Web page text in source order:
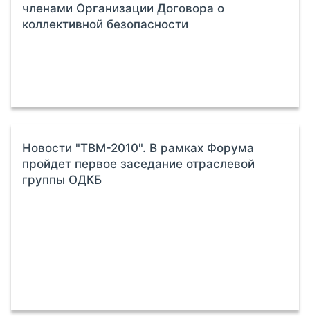
членами Организации Договора о
коллективной безопасности
Новости "ТВМ-2010". В рамках Форума
пройдет первое заседание отраслевой
группы ОДКБ